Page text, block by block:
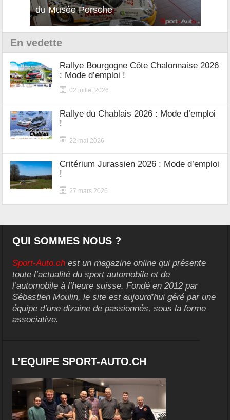
du Musée Porsche
12Cilindri Manuale
En vedette
Rallye Bourgogne Côte Chalonnaise 2026
: Mode d’emploi !
02 juillet 2026
Rallye du Chablais 2026 : Mode d’emploi
!
22 mai 2026
Critérium Jurassien 2026 : Mode d’emploi
!
27 mars 2026
QUI SOMMES NOUS ?
Sport-Auto.ch est un magazine online qui présente
toute l’actualité du sport automobile et de
l’automobile à l’heure suisse. Fondé en 2012 par
Sébastien Moulin, le site est aujourd’hui géré par une
équipe d’une dizaine de passionnés, sous la forme
associative.
L’EQUIPE SPORT-AUTO.CH